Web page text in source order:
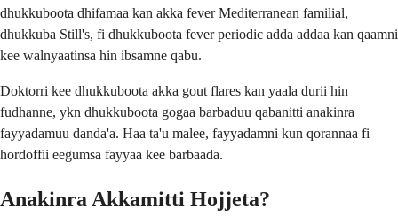
dhukkuboota dhifamaa kan akka fever Mediterranean familial,
dhukkuba Still's, fi dhukkuboota fever periodic adda addaa kan qaamni
kee walnyaatinsa hin ibsamne qabu.
Doktorri kee dhukkuboota akka gout flares kan yaala durii hin
fudhanne, ykn dhukkuboota gogaa barbaduu qabanitti anakinra
fayyadamuu danda'a. Haa ta'u malee, fayyadamni kun qorannaa fi
hordoffii eegumsa fayyaa kee barbaada.
Anakinra Akkamitti Hojjeta?